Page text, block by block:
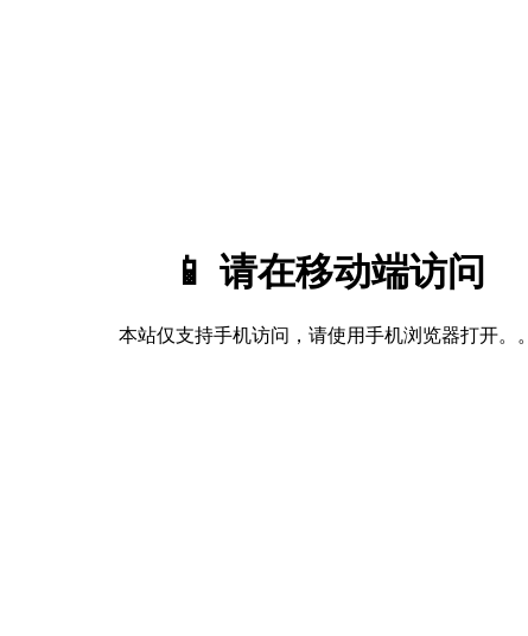
📱 请在移动端访问
本站仅支持手机访问，请使用手机浏览器打开。。